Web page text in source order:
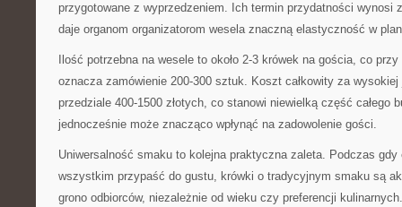
przygotowane z wyprzedzeniem. Ich termin przydatności wynosi
daje organom organizatorom wesela znaczną elastyczność w
Ilość potrzebna na wesele to około 2-3 krówek na gościa, co
oznacza zamówienie 200-300 sztuk. Koszt całkowity za
przedziale 400-1500 złotych, co stanowi niewielką część całego
jednocześnie może znacząco wpłynąć na zadowolenie gości.
Uniwersalność smaku to kolejna praktyczna zaleta. Podczas
wszystkim przypaść do gustu, krówki o tradycyjnym smaku są
grono odbiorców, niezależnie od wieku czy preferencji kulinarnych.